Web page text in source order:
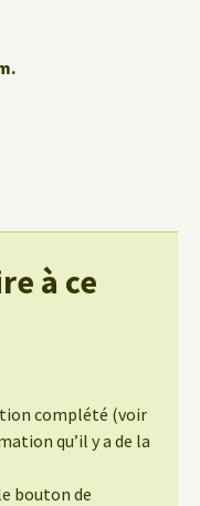
à ce
complété (voir
qu’il y a de la
bouton de